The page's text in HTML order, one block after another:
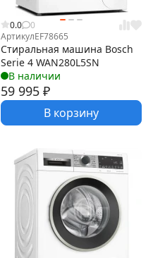
0.0
0
АртикулEF78665
Стиральная машина Bosch
Serie 4 WAN280L5SN
В наличии
59 995 ₽
В корзину